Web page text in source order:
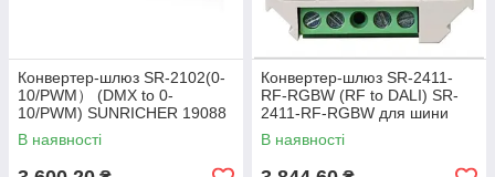
Конвертер-шлюз SR-2102(0-
10/PWM） (DMX to 0-
10/PWM) SUNRICHER 19088
В наявності
Конвертер-шлюз SR-2411-
RF-RGBW (RF to DALI) SR-
2411-RF-RGBW для шини
DALI SUNRICHER 12187
В наявності